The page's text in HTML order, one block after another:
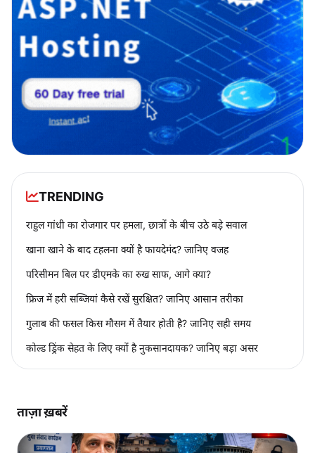
TRENDING
राहुल गांधी का रोजगार पर हमला, छात्रों के बीच उठे बड़े सवाल
खाना खाने के बाद टहलना क्यों है फायदेमंद? जानिए वजह
परिसीमन बिल पर डीएमके का रुख साफ, आगे क्या?
फ्रिज में हरी सब्जियां कैसे रखें सुरक्षित? जानिए आसान तरीका
गुलाब की फसल किस मौसम में तैयार होती है? जानिए सही समय
कोल्ड ड्रिंक सेहत के लिए क्यों है नुकसानदायक? जानिए बड़ा असर
ताज़ा ख़बरें